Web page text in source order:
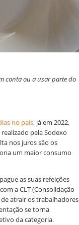
conta ou a usar parte do
no país, já em 2022,
pela Sodexo
nos juros são os
um maior consumo
as suas refeições
a CLT (Consolidação
atrair os trabalhadores
se torna
da categoria.